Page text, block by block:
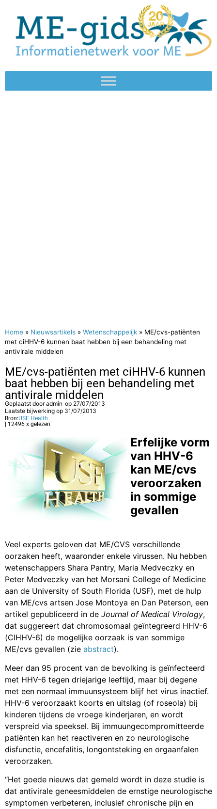
Home » Nieuwsartikels » Wetenschappelijk » ME/cvs-patiënten
met ciHHV-6 kunnen baat hebben bij een behandeling met
antivirale middelen
ME/cvs-patiënten met ciHHV-6 kunnen
baat hebben bij een behandeling met
antivirale middelen
Geplaatst dooradmin op 27/07/2013
Laatste bijwerking op 31/07/2013
Bron:USF Health
| 12496 x gelezen
Erfelijke vorm
van HHV-6
kan ME/cvs
veroorzaken
in sommige
gevallen
Veel experts geloven dat ME/CVS verschillende
oorzaken heeft, waaronder enkele virussen. Nu hebben
wetenschappers Shara Pantry, Maria Medveczky en
Peter Medveczky van het Morsani College of Medicine
aan de University of South Florida (USF), met de hulp
van ME/cvs artsen Jose Montoya en Dan Peterson, een
artikel gepubliceerd in de Journal of Medical Virology,
dat suggereert dat chromosomaal geïntegreerd HHV-6
(CIHHV-6) de mogelijke oorzaak is van sommige
ME/cvs gevallen (zie abstract).
Meer dan 95 procent van de bevolking is geïnfecteerd
met HHV-6 tegen driejarige leeftijd, maar bij degene
met een normaal immuunsysteem blijf het virus inactief.
HHV-6 veroorzaakt koorts en uitslag (of roseola) bij
kinderen tijdens de vroege kinderjaren, en wordt
verspreid via speeksel. Bij immuungecompromitteerde
patiënten kan het reactiveren en zo neurologische
disfunctie, encefalitis, longontsteking en orgaanfalen
veroorzaken.
“Het goede nieuws dat gemeld wordt in deze studie is
dat antivirale geneesmiddelen de ernstige neurologische
symptomen verbeteren, inclusief chronische pijn en